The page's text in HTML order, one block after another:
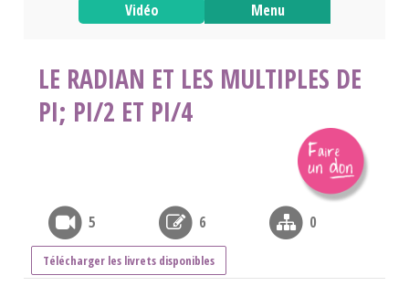
Vidéo Menu
LE RADIAN ET LES MULTIPLES DE
PI; PI/2 ET PI/4
5 6 0
Télécharger les livrets disponibles